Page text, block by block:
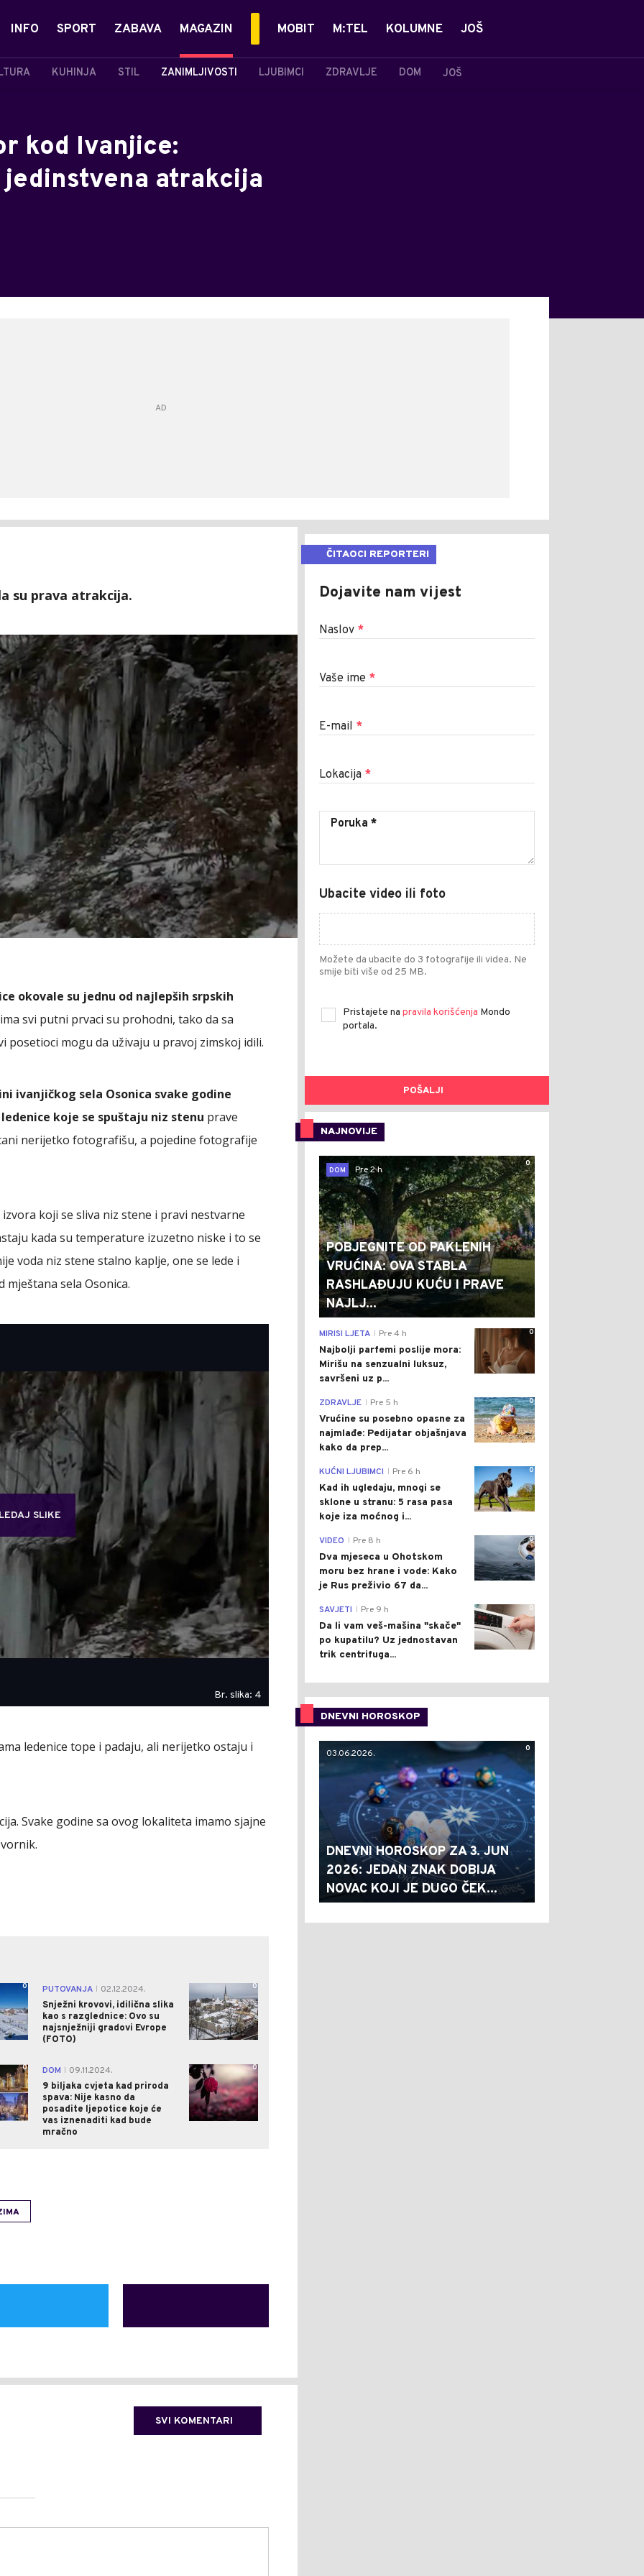
INFO SPORT ZABAVA MAGAZIN
KUHINJA STIL ZANIMLJIVOSTI LJUBIMCI ZDRAVLJE DOM JOŠ
MOBIT M:TEL KOLUMNE JOŠ
kod Ivanjice:
atrakcija
su prava atrakcija.
okovale su jednu od najlepših srpskih
svi putni prvaci su prohodni, tako da sa
posetioci mogu da uživaju u pravoj zimskoj idili.
ivanjičkog sela Osonica svake godine
koje se spuštaju niz stenu prave
nerijetko fotografišu, a pojedine fotografije
koji se sliva niz stene i pravi nestvarne
kada su temperature izuzetno niske i to se
voda niz stene stalno kaplje, one se lede i
sela Osonica.
SLIKE
Br. slika: 4
ledenice tope i padaju, ali nerijetko ostaju i
Svake godine sa ovog lokaliteta imamo sjajne
0 PUTOVANJA
02.12.2024.
Snježni krovovi, idilična slika
kao s razglednice: Ovo su
najsnježniji gradovi Evrope
(FOTO)
0
0 DOM
09.11.2024.
9 biljaka cvjeta kad priroda
spava: Nije kasno da
posadite ljepotice koje će
vas iznenaditi kad bude
mračno
0
SVI KOMENTARI
ČITAOCI REPORTERI
Dojavite nam vijest
Naslov *
Vaše ime *
E-mail *
Lokacija *
Ubacite video ili foto
Možete da ubacite do 3 fotografije ili videa. Ne
smije biti više od 25 MB.
Pristajete na pravila korišćenja Mondo
portala.
POŠALJI
NAJNOVIJE
0
DOM
Pre 2 h
POBJEGNITE OD PAKLENIH
VRUĆINA: OVA STABLA
RASHLAĐUJU KUĆU I PRAVE
NAJLJ...
0
MIRISI LJETA Pre 4 h
Najbolji parfemi poslije mora:
Mirišu na senzualni luksuz,
savršeni uz p...
0
ZDRAVLJE Pre 5 h
Vrućine su posebno opasne za
najmlađe: Pedijatar objašnjava
kako da prep...
0
KUĆNI LJUBIMCI Pre 6 h
Kad ih ugledaju, mnogi se
sklone u stranu: 5 rasa pasa
koje iza moćnog i...
0
VIDEO Pre 8 h
Dva mjeseca u Ohotskom
moru bez hrane i vode: Kako
je Rus preživio 67 da...
0
SAVJETI Pre 9 h
Da li vam veš-mašina "skače"
po kupatilu? Uz jednostavan
trik centrifuga...
DNEVNI HOROSKOP
0
03.06.2026.
DNEVNI HOROSKOP ZA 3. JUN
2026: JEDAN ZNAK DOBIJA
NOVAC KOJI JE DUGO ČEK...